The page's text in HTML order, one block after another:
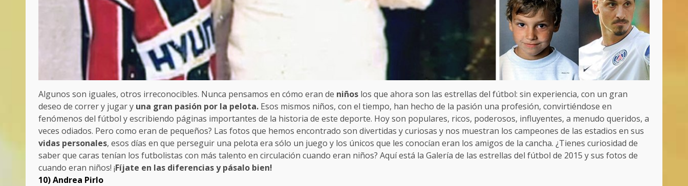
Algunos son iguales, otros irreconocibles. Nunca pensamos en cómo eran de niños los que ahora son las estrellas del fútbol: sin experiencia, con un gran
deseo de correr y jugar y una gran pasión por la pelota. Esos mismos niños, con el tiempo, han hecho de la pasión una profesión, convirtiéndose en
fenómenos del fútbol y escribiendo páginas importantes de la historia de este deporte. Hoy son populares, ricos, poderosos, influyentes, a menudo queridos, a
veces odiados. Pero como eran de pequeños? Las fotos que hemos encontrado son divertidas y curiosas y nos muestran los campeones de las estadios en sus
vidas personales, esos días en que perseguir una pelota era sólo un juego y los únicos que les conocían eran los amigos de la cancha. ¿Tienes curiosidad de
saber que caras tenían los futbolistas con más talento en circulación cuando eran niños? Aquí está la Galería de las estrellas del fútbol de 2015 y sus fotos de
cuando eran niños! ¡Fíjate en las diferencias y pásalo bien!
10) Andrea Pirlo